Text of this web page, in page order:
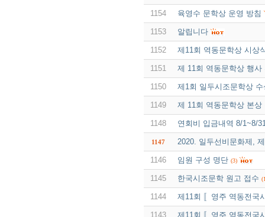
1154 육영수 문학상 운영 방침
1153 알립니다
1152 제11회 역동문학상 시상
1151 제 11회 역동문학상 행사
1150 제1회 일두시조문학상
1149 제 11회 역동문학상 본
1148 연회비 입금내역 8/1~8/
1147 2020. 일두선비문화제,
1146 임원 구성 명단 (3)
1145 한국시조문학 원고 접수
1144 제11회 〚영주 역동전국
1143 제11회 〚영주 역동전국